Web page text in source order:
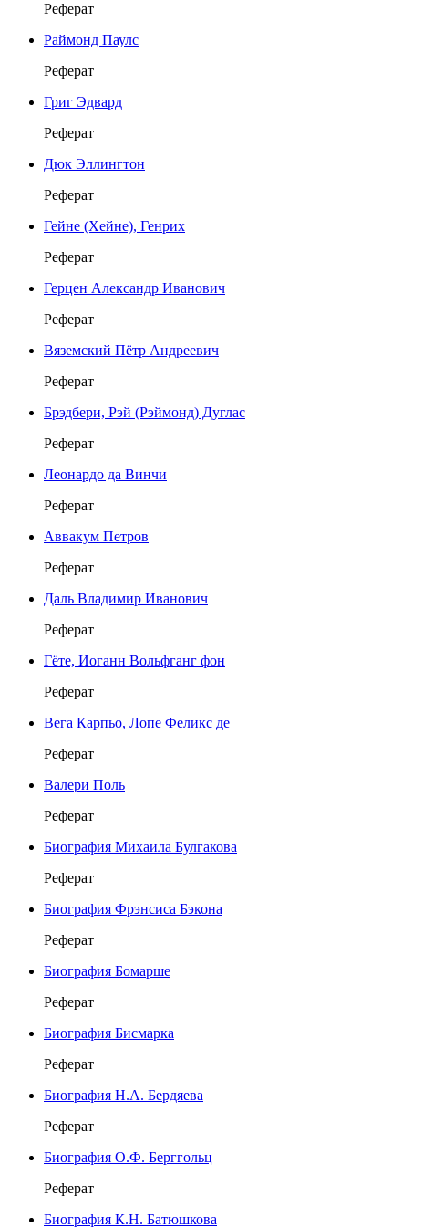
Реферат
Раймонд Паулс
Реферат
Григ Эдвард
Реферат
Дюк Эллингтон
Реферат
Гейне (Хейне), Генрих
Реферат
Герцен Александр Иванович
Реферат
Вяземский Пётр Андреевич
Реферат
Брэдбери, Рэй (Рэймонд) Дуглас
Реферат
Леонардо да Винчи
Реферат
Аввакум Петров
Реферат
Даль Владимир Иванович
Реферат
Гёте, Иоганн Вольфганг фон
Реферат
Вега Карпьо, Лопе Феликс де
Реферат
Валери Поль
Реферат
Биография Михаила Булгакова
Реферат
Биография Фрэнсиса Бэкона
Реферат
Биография Бомарше
Реферат
Биография Бисмарка
Реферат
Биография Н.А. Бердяева
Реферат
Биография О.Ф. Берггольц
Реферат
Биография К.Н. Батюшкова